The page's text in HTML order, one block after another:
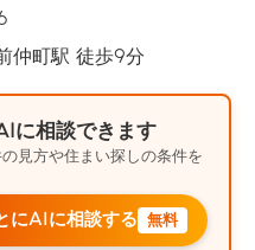
仲町駅 徒歩9分
に相談できます
見方や住まい探しの条件を
にAIに相談する 無料